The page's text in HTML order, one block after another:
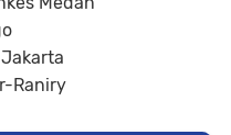
Raniry